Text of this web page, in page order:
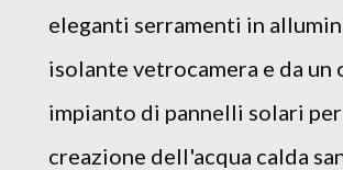
eleganti serramenti in
isolante vetrocamera e da un
impianto di pannelli solari
creazione dell'acqua calda